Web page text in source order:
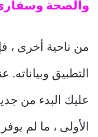
والصحة
من ناحية أخرى ،
التطبيق وبياناته.
عليك البدء من
الأولى ، ما لم